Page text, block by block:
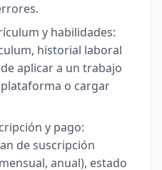
y habilidades:
historial laboral
aplicar a un trabajo
o cargar
y pago:
de suscripción
anual), estado